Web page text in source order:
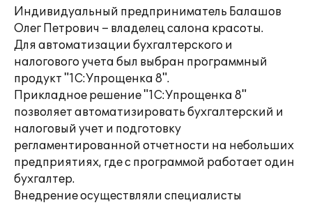
Индивидуальный предприниматель Балашов
Олег Петрович – владелец салона красоты.
Для автоматизации бухгалтерского и
налогового учета был выбран программный
продукт "1С:Упрощенка 8".
Прикладное решение "1С:Упрощенка 8"
позволяет автоматизировать бухгалтерский и
налоговый учет и подготовку
регламентированной отчетности на небольших
предприятиях, где с программой работает один
бухгалтер.
Внедрение осуществляли специалисты